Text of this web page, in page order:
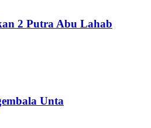
2 Putra Abu Lahab
Unta